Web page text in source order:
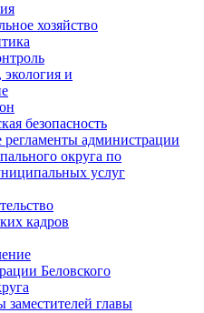
хозяйство
экология и
безопасность
администрации
округа по
услуг
кадров
Беловского
главы